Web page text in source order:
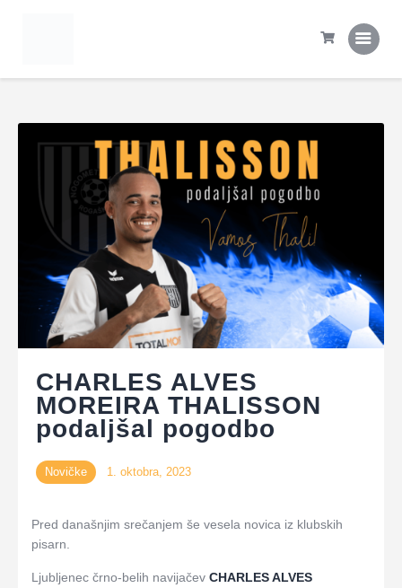
Statistika
Šola NK Rogaška
Kontakt
CHARLES ALVES
MOREIRA THALISSON
podaljšal pogodbo
Novičke 1. oktobra, 2023
Pred današnjim srečanjem še vesela novica iz klubskih
pisarn.
Ljubljenec črno-belih navijačev CHARLES ALVES